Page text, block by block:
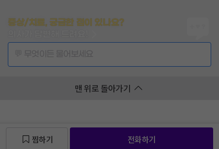
증상/치료, 궁금한 점이 있나요?
맨 위로 돌아가기
찜하기 전화하기